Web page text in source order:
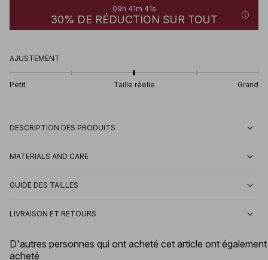
09h 41m 41s
30% DE RÉDUCTION SUR TOUT
AJUSTEMENT
Petit Taille réelle Grand
DESCRIPTION DES PRODUITS
MATERIALS AND CARE
GUIDE DES TAILLES
LIVRAISON ET RETOURS
D'autres personnes qui ont acheté cet article ont également
acheté